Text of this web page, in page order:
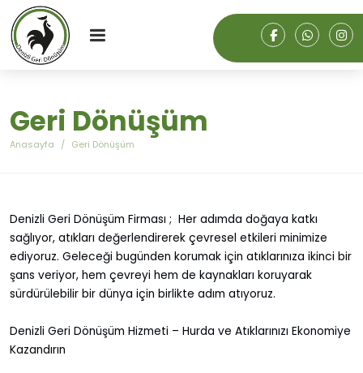
Geri Dönüşüm
Anasayfa Geri Dönüşüm
Denizli Geri Dönüşüm Firması ; Her adımda doğaya katkı
sağlıyor, atıkları değerlendirerek çevresel etkileri minimize
ediyoruz. Geleceği bugünden korumak için atıklarınıza ikinci bir
şans veriyor, hem çevreyi hem de kaynakları koruyarak
sürdürülebilir bir dünya için birlikte adım atıyoruz.
Denizli Geri Dönüşüm Hizmeti – Hurda ve Atıklarınızı Ekonomiye
Kazandırın